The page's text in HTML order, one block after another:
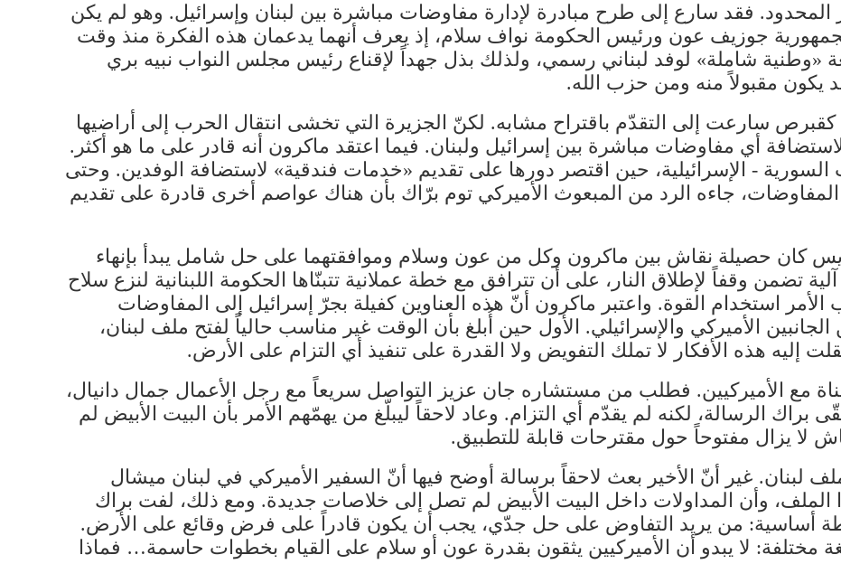
المحدود. فقد سارع إلى طرح مبادرة لإدارة مفاوضات مباشرة بين لبنان وإسرائيل. وهو لم يكن
جوزيف عون ورئيس الحكومة نواف سلام، إذ يعرف أنهما يدعمان هذه الفكرة منذ وقت
«وطنية شاملة» لوفد لبناني رسمي، ولذلك بذل جهداً لإقناع رئيس مجلس النواب نبيه بري
يكون مقبولاً منه ومن حزب الله.
سارعت إلى التقدّم باقتراح مشابه. لكنّ الجزيرة التي تخشى انتقال الحرب إلى أراضيها
أي مفاوضات مباشرة بين إسرائيل ولبنان. فيما اعتقد ماكرون أنه قادر على ما هو أكثر.
السورية - الإسرائيلية، حين اقتصر دورها على تقديم «خدمات فندقية» لاستضافة الوفدين. وحتى
جاءه الرد من المبعوث الأميركي توم برّاك بأن هناك عواصم أخرى قادرة على تقديم
كان حصيلة نقاش بين ماكرون وكل من عون وسلام وموافقتهما على حل شامل يبدأ بإنهاء
تضمن وقفاً لإطلاق النار، على أن تترافق مع خطة عملانية تتبنّاها الحكومة اللبنانية لنزع سلاح
استخدام القوة. واعتبر ماكرون أنّ هذه العناوين كفيلة بجرّ إسرائيل إلى المفاوضات
الأميركي والإسرائيلي. الأول حين أُبلغ بأن الوقت غير مناسب حالياً لفتح ملف لبنان،
إليه هذه الأفكار لا تملك التفويض ولا القدرة على تنفيذ أي التزام على الأرض.
مع الأميركيين. فطلب من مستشاره جان عزيز التواصل سريعاً مع رجل الأعمال جمال دانيال،
براك الرسالة، لكنه لم يقدّم أي التزام. وعاد لاحقاً ليبلّغ من يهمّهم الأمر بأن البيت الأبيض لم
لا يزال مفتوحاً حول مقترحات قابلة للتطبيق.
لبنان. غير أنّ الأخير بعث لاحقاً برسالة أوضح فيها أنّ السفير الأميركي في لبنان ميشال
وأن المداولات داخل البيت الأبيض لم تصل إلى خلاصات جديدة. ومع ذلك، لفت براك
نقطة أساسية: من يريد التفاوض على حل جدّي، يجب أن يكون قادراً على فرض وقائع على الأرض.
مختلفة: لا يبدو أن الأميركيين يثقون بقدرة عون أو سلام على القيام بخطوات حاسمة… فماذا